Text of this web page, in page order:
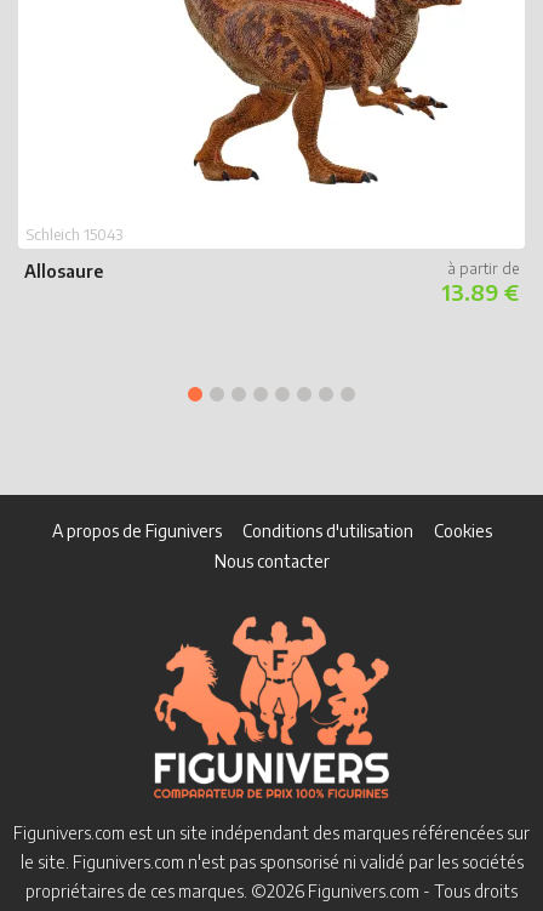
Allosaure
Schleich 15043
13.89 €
A propos de Figunivers Conditions d'utilisation
Cookies
Nous contacter
Figunivers.com est un site indépendant des marques référencées sur
le site. Figunivers.com n'est pas sponsorisé ni validé par les sociétés
propriétaires de ces marques. ©2026 Figunivers.com - Tous droits